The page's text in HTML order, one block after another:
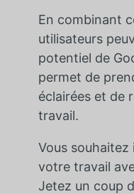
En combinant
utilisateurs
potentiel de
permet de
éclairées et de
travail.
Vous
votre travail
Jetez un coup